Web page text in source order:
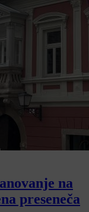
na
preseneča